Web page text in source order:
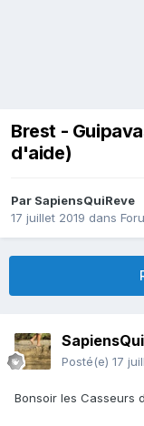
Brest -
d'aide)
Par SapiensQuiReve
17 juillet 2019 dans
Posté(e) 17
Bonsoir les Casseurs